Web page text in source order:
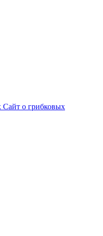
Сайт о грибковых